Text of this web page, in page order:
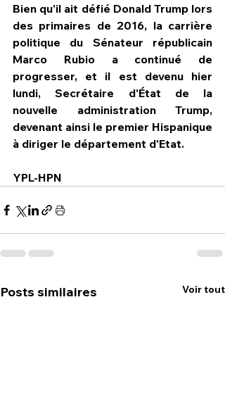
Bien qu'il ait défié Donald Trump lors
des primaires de 2016, la carrière
politique du Sénateur républicain
Marco Rubio a continué de
progresser, et il est devenu hier
lundi, Secrétaire d'État de la
nouvelle administration Trump,
devenant ainsi le premier Hispanique
à diriger le département d'Etat.
YPL-HPN
Posts similaires Voir tout